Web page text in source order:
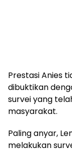
Prestasi Anies
dibuktikan
survei yang
masyarakat.
Paling anyar,
melakukan